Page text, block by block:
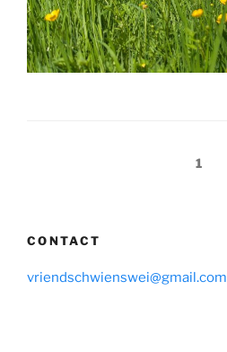
Page1
CONTACT
vriendschwienswei@gmail.com